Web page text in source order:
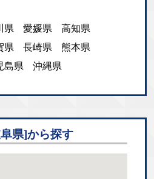
県 愛媛県
高知県
県 長崎県
熊本県
島県 沖縄県
県]から探す